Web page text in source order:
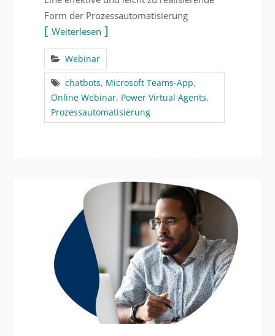
Form der Prozessautomatisierung
Weiterlesen
Webinar
chatbots, Microsoft Teams-App,
Online Webinar, Power Virtual Agents,
Prozessautomatisierung